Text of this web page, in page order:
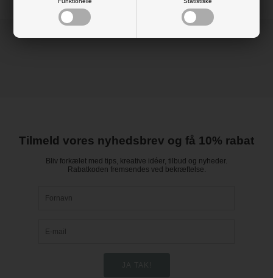
Tilmeld vores nyhedsbrev og få 10% rabat
Bliv forkælet med tips, kreative idéer, tilbud og nyheder.
Rabatkoden fremsendes ved bekræftelse.